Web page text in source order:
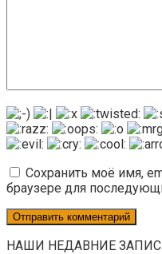
Сохранить моё имя,
браузере для
НАШИ НЕДАВНИЕ